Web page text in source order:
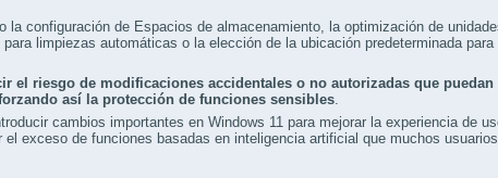
la configuración de Espacios de almacenamiento, la optimización de
limpiezas automáticas o la elección de la ubicación predeterminada para
el riesgo de modificaciones accidentales o no autorizadas que puedan
así la protección de funciones sensibles
cambios importantes en Windows 11 para mejorar la experiencia de
exceso de funciones basadas en inteligencia artificial que muchos usuarios